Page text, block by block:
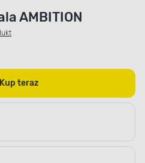
AMBITION
Kup teraz